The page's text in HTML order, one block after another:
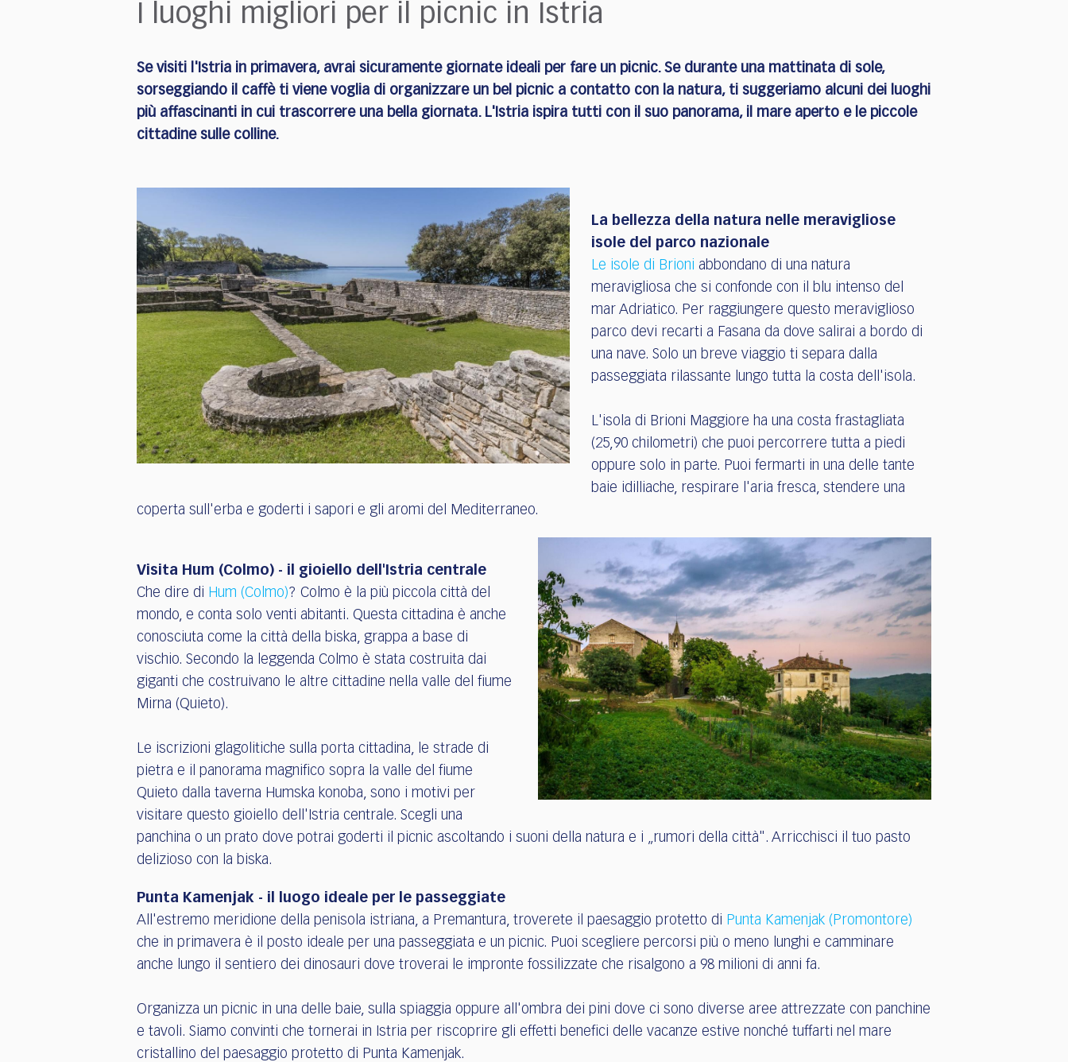
I luoghi migliori per il picnic in Istria
Se visiti l'Istria in primavera, avrai sicuramente giornate ideali per fare un picnic. Se durante una mattinata di sole,
sorseggiando il caffè ti viene voglia di organizzare un bel picnic a contatto con la natura, ti suggeriamo alcuni dei luoghi
più affascinanti in cui trascorrere una bella giornata. L'Istria ispira tutti con il suo panorama, il mare aperto e le piccole
cittadine sulle colline.
La bellezza della natura nelle meravigliose
isole del parco nazionale
Le isole di Brioni abbondano di una natura
meravigliosa che si confonde con il blu intenso del
mar Adriatico. Per raggiungere questo meraviglioso
parco devi recarti a Fasana da dove salirai a bordo di
una nave. Solo un breve viaggio ti separa dalla
passeggiata rilassante lungo tutta la costa dell'isola.
L'isola di Brioni Maggiore ha una costa frastagliata
(25,90 chilometri) che puoi percorrere tutta a piedi
oppure solo in parte. Puoi fermarti in una delle tante
baie idilliache, respirare l'aria fresca, stendere una
coperta sull'erba e goderti i sapori e gli aromi del Mediterraneo.
Visita Hum (Colmo) - il gioiello dell'Istria centrale
Che dire di Hum (Colmo)? Colmo è la più piccola città del
mondo, e conta solo venti abitanti. Questa cittadina è anche
conosciuta come la città della biska, grappa a base di
vischio. Secondo la leggenda Colmo è stata costruita dai
giganti che costruivano le altre cittadine nella valle del fiume
Mirna (Quieto).
Le iscrizioni glagolitiche sulla porta cittadina, le strade di
pietra e il panorama magnifico sopra la valle del fiume
Quieto dalla taverna Humska konoba, sono i motivi per
visitare questo gioiello dell'Istria centrale. Scegli una
panchina o un prato dove potrai goderti il picnic ascoltando i suoni della natura e i „rumori della città". Arricchisci il tuo pasto
delizioso con la biska.
Punta Kamenjak - il luogo ideale per le passeggiate
All'estremo meridione della penisola istriana, a Premantura, troverete il paesaggio protetto di Punta Kamenjak (Promontore)
che in primavera è il posto ideale per una passeggiata e un picnic. Puoi scegliere percorsi più o meno lunghi e camminare
anche lungo il sentiero dei dinosauri dove troverai le impronte fossilizzate che risalgono a 98 milioni di anni fa.
Organizza un picnic in una delle baie, sulla spiaggia oppure all'ombra dei pini dove ci sono diverse aree attrezzate con panchine
e tavoli. Siamo convinti che tornerai in Istria per riscoprire gli effetti benefici delle vacanze estive nonché tuffarti nel mare
cristallino del paesaggio protetto di Punta Kamenjak.